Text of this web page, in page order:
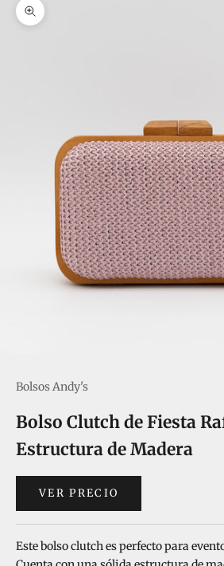
Zoom
Bolsos Andy's
Bolso Clutch de Fiesta
Estructura de Madera
VER PRECIO
Este bolso clutch es perfecto para